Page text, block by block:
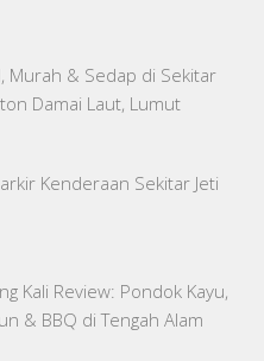
Murah & Sedap di Sekitar
Damai Laut, Lumut
Kenderaan Sekitar Jeti
Kali Review: Pondok Kayu,
& BBQ di Tengah Alam